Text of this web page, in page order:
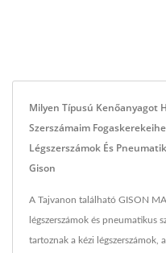
Milyen Típusú Kenőanyagot
Szerszámaim
Légszerszámok És
Gison
A Tajvanon található GISON
légszerszámok és pneumatikus
tartoznak a kézi légszerszámok,